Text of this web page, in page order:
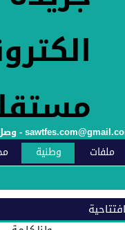
وطنية ملفات
افتتاحية